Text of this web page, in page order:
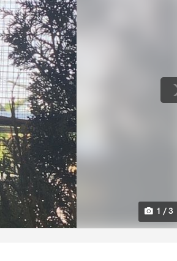
1 / 3